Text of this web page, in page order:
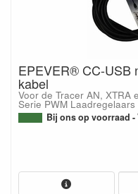
EPEVER® CC-USB
kabel
Voor de Tracer AN, XTRA
Serie PWM
Bij ons op voorraad -